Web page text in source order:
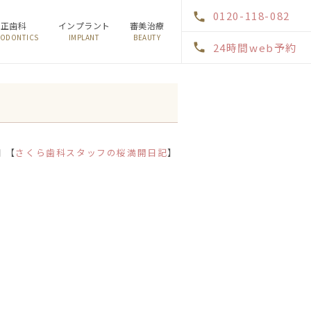
歯科 インプラント
IMPLANT
審美治療
BEAUTY
0120-118-082
24時間web予約
【さくら歯科スタッフの桜満開日記】